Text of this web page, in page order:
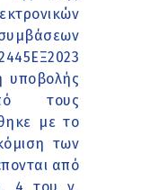
υποβολής
τους
με το
των
από